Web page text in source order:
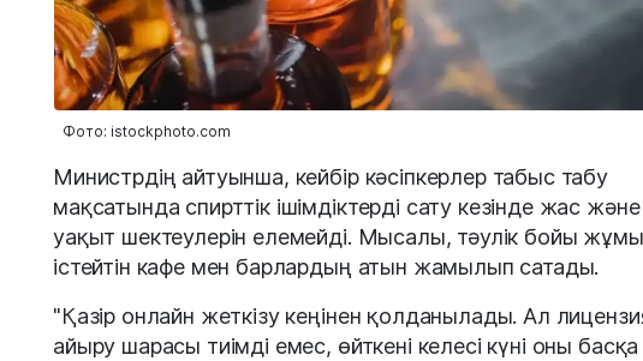
Фото: istockphoto.com
Министрдің айтуынша, кейбір кәсіпкерлер табыс табу
мақсатында спирттік ішімдіктерді сату кезінде жас және
уақыт шектеулерін елемейді. Мысалы, тәулік бойы
істейтін кафе мен барлардың атын жамылып сатады.
"Қазір онлайн жеткізу кеңінен қолданылады. Ал
айыру шарасы тиімді емес, өйткені келесі күні оны басқа